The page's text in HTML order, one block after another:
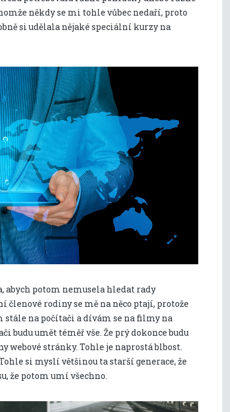
někdy se mi tohle vůbec nedaří, proto
si udělala nějaké speciální kurzy na
abych potom nemusela hledat rady
členové rodiny se mě na něco ptají, protože
stále na počítači a dívám se na filmy na
budu umět téměř vše. Že prý dokonce budu
webové stránky. Tohle je naprostá blbost.
si myslí většinou ta starší generace, že
že potom umí všechno.